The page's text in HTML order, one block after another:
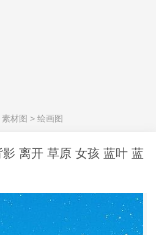
素材图 > 绘画图
离开 草原 女孩 蓝叶 蓝